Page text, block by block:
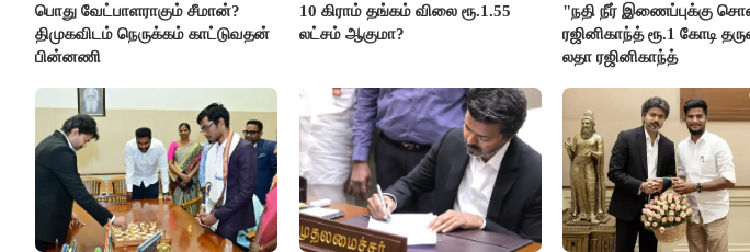
பொது வேட்பாளராகும் சீமான்?
திமுகவிடம் நெருக்கம் காட்டுவதன்
பின்னணி
10 கிராம் தங்கம் விலை ரூ.1.55
லட்சம் ஆகுமா?
"நதி நீர் இணைப்புக்கு
ரஜினிகாந்த் ரூ.1 கோடி
லதா ரஜினிகாந்த்